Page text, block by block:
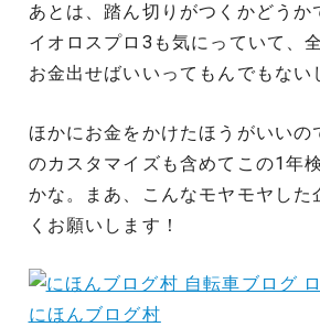
あとは、踏ん切りがつくかどうか
イオロスプロ3も気にっていて、
お金出せばいいってもんでもない
ほかにお金をかけたほうがいいの
のカスタマイズも含めてこの1年
かな。まあ、こんなモヤモヤした
くお願いします！
にほんブログ村